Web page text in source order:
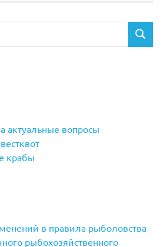
актуальные вопросы
крабы
в правила рыболовства
рыбохозяйственного